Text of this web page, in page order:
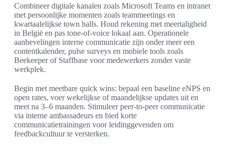
Combineer digitale kanalen zoals Microsoft Teams en intranet
met persoonlijke momenten zoals teammeetings en
kwartaalelijkse town halls. Houd rekening met meertaligheid
in België en pas tone-of-voice lokaal aan. Operationele
aanbevelingen interne communicatie zijn onder meer een
contentkalender, pulse surveys en mobiele tools zoals
Beekeeper of Staffbase voor medewerkers zonder vaste
werkplek.
Begin met meetbare quick wins: bepaal een baseline eNPS en
open rates, voer wekelijkse of maandelijkse updates uit en
meet na 3–6 maanden. Stimuleer peer-to-peer communicatie
via interne ambassadeurs en bied korte
communicatietrainingen voor leidinggevenden om
feedbackcultuur te versterken.